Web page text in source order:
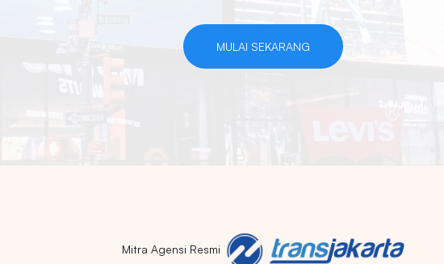
MULAI SEKARANG
Mitra Agensi Resmi